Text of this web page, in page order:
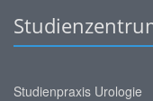
Studienpraxis Urologie